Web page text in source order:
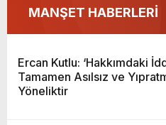
MANŞET HABERLERİ
Ercan Kutlu: ‘Hakkımdaki
Tamamen Asılsız ve
Yöneliktir